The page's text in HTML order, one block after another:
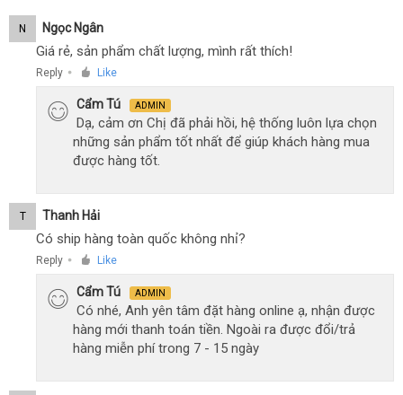
N Ngọc Ngân
Giá rẻ, sản phẩm chất lượng, mình rất thích!
Reply ● Like
Cẩm Tú ADMIN
Dạ, cảm ơn Chị đã phải hồi, hệ thống luôn lựa chọn
những sản phẩm tốt nhất để giúp khách hàng mua
được hàng tốt.
T Thanh Hải
Có ship hàng toàn quốc không nhỉ?
Reply ● Like
Cẩm Tú ADMIN
Có nhé, Anh yên tâm đặt hàng online ạ, nhận được
hàng mới thanh toán tiền. Ngoài ra được đổi/trả
hàng miễn phí trong 7 - 15 ngày